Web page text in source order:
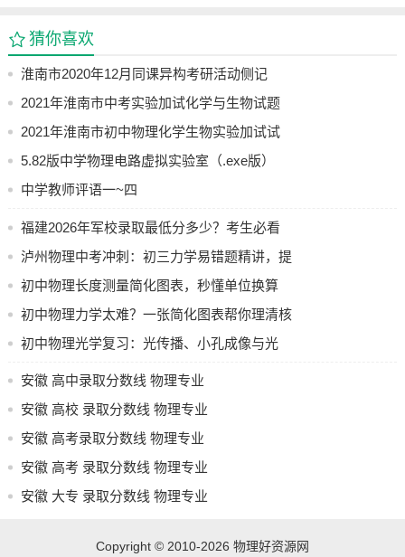
师范生面向烟台市就业的, 还有汉语言文学专业, 该专业是省
属公费师范生面向威海市就业的, 另外有思想政治教育专业,
此专业乃是省属公费师范生面向烟台市就业的。
录取的最低分数是577分, 是关于生物科学专业, 此专业属于省
属公费师范生, 并且是面向枣庄市就业的。
青岛大学
青岛大学2025年公费师范生计划招生48人。
620分是录取的最高分, 它是英语专业省属公费师范生针对烟
台市就业岗位的分数。
最低录取分数是587分, 此分数对应的专业为小学教育专业, 该
专业是省属公费师范生面向菏泽市就业的专业。
济南大学
济南大学2025年公费师范生计划招生58人。
猜你喜欢
淮南市2020年12月同课异构考研活动侧记
2021年淮南市中考实验加试化学与生物试题
及其视频参考
2021年淮南市初中物理化学生物实验加试试
题与评分标准
5.82版中学物理电路虚拟实验室（.exe版）
中学教师评语一~四
福建2026年军校录取最低分多少？考生必看
分数线
泸州物理中考冲刺：初三力学易错题精讲，提
分技巧全掌握
初中物理长度测量简化图表，秒懂单位换算
初中物理力学太难？一张简化图表帮你理清核
心关系
初中物理光学复习：光传播、小孔成像与光
速，一篇文章全搞懂
安徽 高中录取分数线 物理专业
安徽 高校 录取分数线 物理专业
安徽 高考录取分数线 物理专业
安徽 高考 录取分数线 物理专业
安徽 大专 录取分数线 物理专业
Copyright © 2010-2026 物理好资源网